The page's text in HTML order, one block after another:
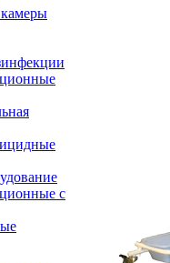
с